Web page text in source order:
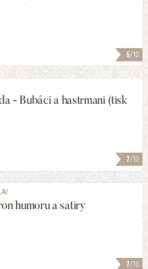
5/10
7/10
- Bubáci a hastrmani (tisk
7/10
humoru a satiry